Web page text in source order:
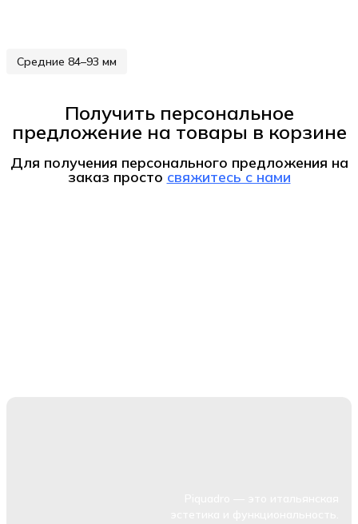
Средние 84–93 мм
Получить персональное
предложение на товары в корзине
Для получения персонального предложения на
заказ просто свяжитесь с нами